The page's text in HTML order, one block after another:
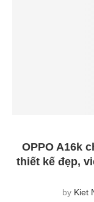
OPPO A16k
thiết kế đẹp,
by Kiet